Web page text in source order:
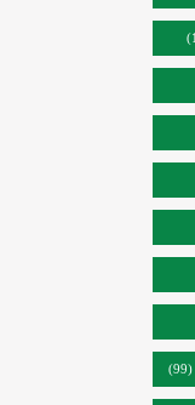
(99)